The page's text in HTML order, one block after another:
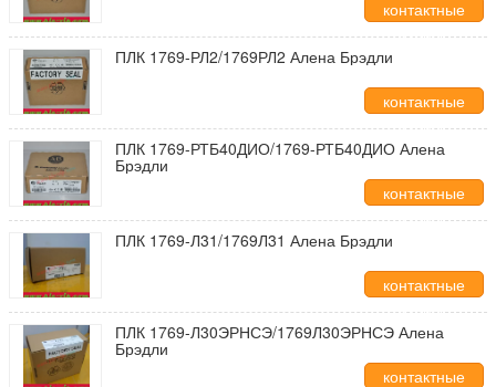
контактные
данные
ПЛК 1769-РЛ2/1769РЛ2 Алена Брэдли
контактные
данные
ПЛК 1769-РТБ40ДИО/1769-РТБ40ДИО Алена
Брэдли
контактные
данные
ПЛК 1769-Л31/1769Л31 Алена Брэдли
контактные
данные
ПЛК 1769-Л30ЭРНСЭ/1769Л30ЭРНСЭ Алена
Брэдли
контактные